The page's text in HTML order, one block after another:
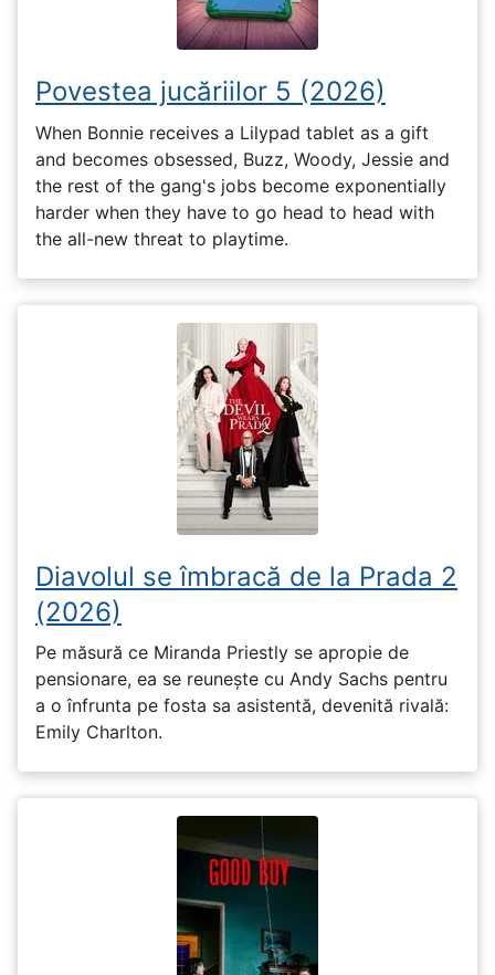
Povestea jucăriilor 5 (2026)
When Bonnie receives a Lilypad tablet as a gift
and becomes obsessed, Buzz, Woody, Jessie and
the rest of the gang's jobs become exponentially
harder when they have to go head to head with
the all-new threat to playtime.
Diavolul se îmbracă de la Prada 2
(2026)
Pe măsură ce Miranda Priestly se apropie de
pensionare, ea se reunește cu Andy Sachs pentru
a o înfrunta pe fosta sa asistentă, devenită rivală:
Emily Charlton.